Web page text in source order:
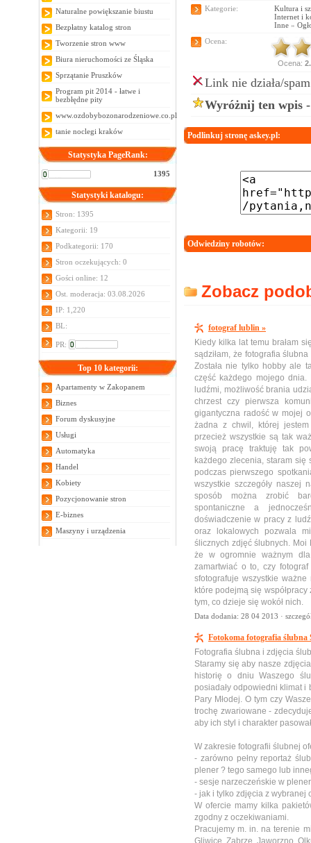
Naturalne powiększanie biustu
Bezpłatny katalog stron
Tworzenie stron www
Biura nieruchomości ze Śląska
Sprzątanie Pruszków
Program pit 2014 - łatwe i
bezbłędne pity
www.ozdobybozonarodzeniowe.co.pl
tanie noclegi kraków
Statystyka PageRank:
1395
Statystyki katalogu:
Stron: 1395
Kategorii: 19
Podkategorii: 170
Stron oczekujących: 0
Gości online: 12
Ost. moderacja: 03.08.2026
IP: 1,220
BL:
PR:
Top 10 kategorii:
Apartamenty w Zakopanem
Biznes
Forum dyskusyjne
Usługi
Automatyka
Handel
Kobiety
Pozycjonowanie stron
E-biznes
Maszyny i urządzenia
Kategorie:
Kultura i
Internet i
Inne »
Ocena:
Ocena:
Link nie działa/
Wyróżnij ten wpis
Podlinkuj stronę askey.pl:
Odwiedziny robotów:
Zobacz
fotograf lublin »
Kiedy kilka lat temu brałam
sądziłam, że fotografia
Została nie tylko hobby ale
część każdego mojego
ludźmi, możliwość brania
chrzest czy pierwsza
gigantyczna radość w mojej
żadna z chwil, której
przecież wszystkie są tak
swoją pracę traktuję tak
każdego zlecenia, staram się
podczas pierwszego
wszystkie szczegóły naszej
sposób można zrobić
spontaniczne a
doświadczenie w pracy z
oraz lokalowych pozwala
ślicznych zdjęć ślubnych. Moi
że w ogromnie ważnym
zamartwiać o to, czy
sfotografuje wszystkie
które podejmą się
tym, co dzieje się wokół nich.
Data dodania: 28 04 2013 ·
Fotokoma fotografia ślubna
Fotografia ślubna i zdjęcia
Staramy się aby nasze
historię o dniu Waszego
posiadały odpowiedni klimat
Pary Młodej. O tym czy
trochę zwariowane -
aby ich styl i charakter
W zakresie fotografii ślubnej
- zarówno pełny reportaż
plener ? tego samego lub
- sesje narzeczeńskie w
- jak i tylko zdjęcia z wybranej
W ofercie mamy kilka
zgodny z oczekiwaniami.
Pracujemy m. in. na terenie
Gliwice, Zabrze, Jaworzno,